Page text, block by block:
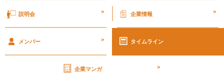
o
【株
説明会 > 企業情報 >
メンバー > タイムライン
企業マンガ >